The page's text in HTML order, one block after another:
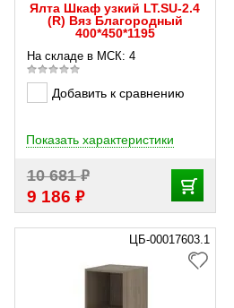
Ялта Шкаф узкий LT.SU-2.4
(R) Вяз Благородный
400*450*1195
На складе в МСК: 4
Добавить к сравнению
10 681₽
9 186 ₽
Показать характеристики
ЦБ-00017603.1